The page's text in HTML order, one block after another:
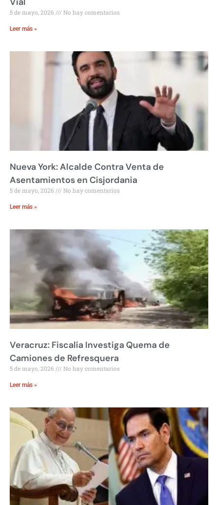
5 de mayo, 2026 No hay comentarios
Leer más »
Nueva York: Alcalde Contra Venta de
Asentamientos en Cisjordania
5 de mayo, 2026 No hay comentarios
Leer más »
Veracruz: Fiscalía Investiga Quema de
Camiones de Refresquera
5 de mayo, 2026 No hay comentarios
Leer más »